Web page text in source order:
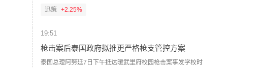
源垂类大模型、数据资产化、算电协同与算力配合、及Token
迅策 +2.25%
19:51
枪击案后泰国政府拟推更严格枪支管控方案
泰国总理阿努廷7日下午抵达暖武里府校园枪击案事发学校时